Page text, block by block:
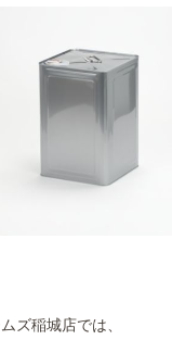
ズ稲城店では、